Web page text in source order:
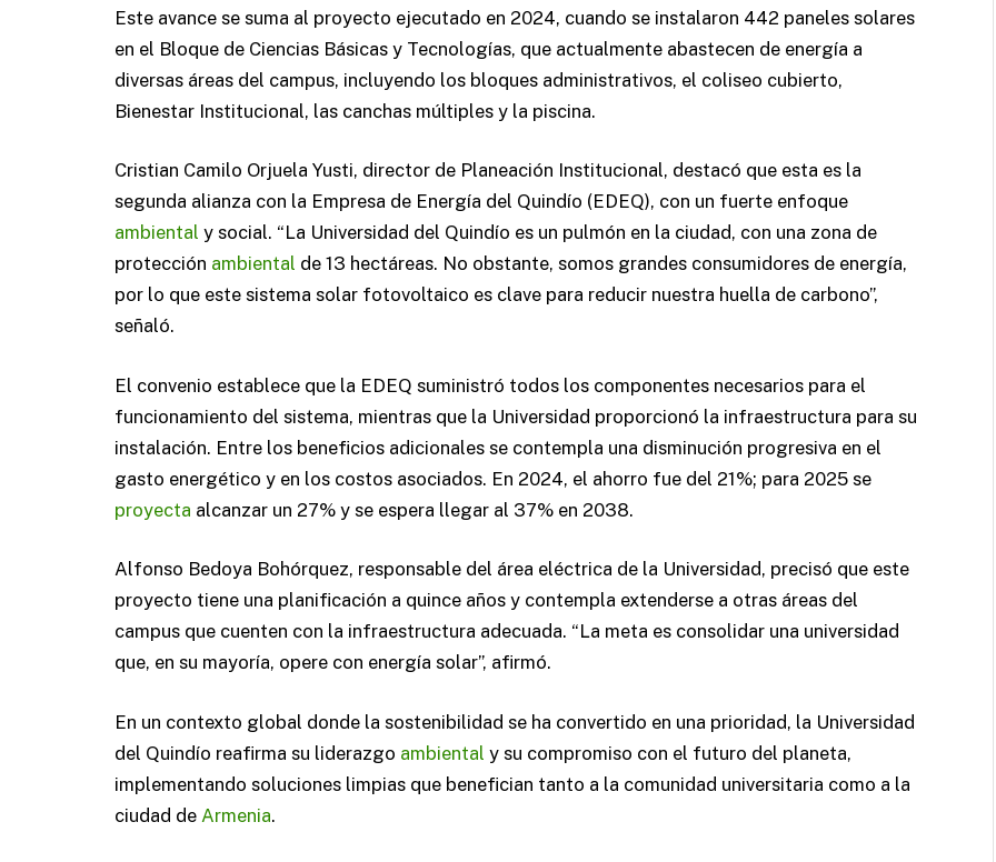
Este avance se suma al proyecto ejecutado en 2024, cuando se instalaron 442 paneles solares
en el Bloque de Ciencias Básicas y Tecnologías, que actualmente abastecen de energía a
diversas áreas del campus, incluyendo los bloques administrativos, el coliseo cubierto,
Bienestar Institucional, las canchas múltiples y la piscina.
Cristian Camilo Orjuela Yusti, director de Planeación Institucional, destacó que esta es la
segunda alianza con la Empresa de Energía del Quindío (EDEQ), con un fuerte enfoque
ambiental y social. “La Universidad del Quindío es un pulmón en la ciudad, con una zona de
protección ambiental de 13 hectáreas. No obstante, somos grandes consumidores de energía,
por lo que este sistema solar fotovoltaico es clave para reducir nuestra huella de carbono”,
señaló.
El convenio establece que la EDEQ suministró todos los componentes necesarios para el
funcionamiento del sistema, mientras que la Universidad proporcionó la infraestructura para su
instalación. Entre los beneficios adicionales se contempla una disminución progresiva en el
gasto energético y en los costos asociados. En 2024, el ahorro fue del 21%; para 2025 se
proyecta alcanzar un 27% y se espera llegar al 37% en 2038.
Alfonso Bedoya Bohórquez, responsable del área eléctrica de la Universidad, precisó que este
proyecto tiene una planificación a quince años y contempla extenderse a otras áreas del
campus que cuenten con la infraestructura adecuada. “La meta es consolidar una universidad
que, en su mayoría, opere con energía solar”, afirmó.
En un contexto global donde la sostenibilidad se ha convertido en una prioridad, la Universidad
del Quindío reafirma su liderazgo ambiental y su compromiso con el futuro del planeta,
implementando soluciones limpias que benefician tanto a la comunidad universitaria como a la
ciudad de Armenia.